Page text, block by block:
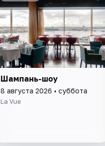
Шампань-шоу
8 августа 2026 • суббота
La Vue